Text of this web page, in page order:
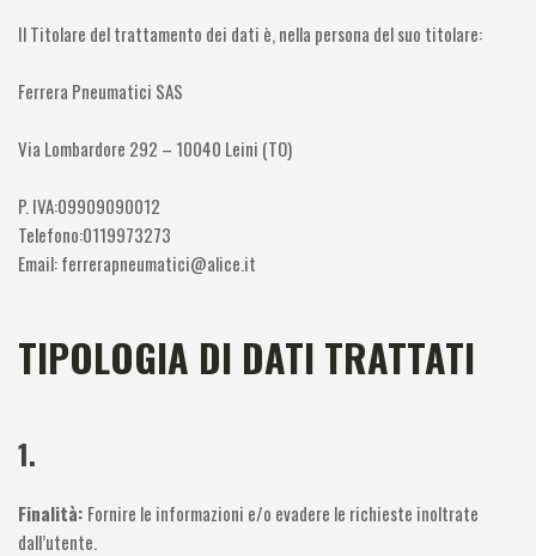
Il Titolare del trattamento dei dati è, nella persona del suo titolare:
Ferrera Pneumatici SAS
Via Lombardore 292 – 10040 Leini (TO)
P. IVA:09909090012
Telefono:0119973273
Email:ferrerapneumatici@alice.it
TIPOLOGIA DI DATI TRATTATI
1.
Finalità: Fornire le informazioni e/o evadere le richieste inoltrate
dall’utente.